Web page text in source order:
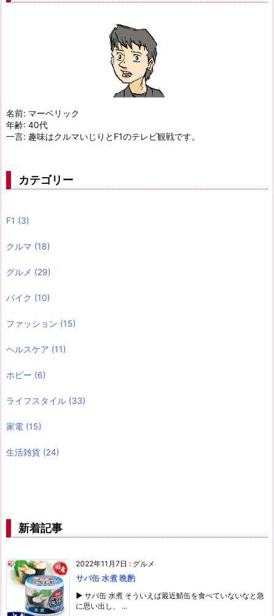
名前: マーベリック
年齢: 40代
一言: 趣味はクルマいじりとF1のテレビ観戦です。
カテゴリー
F1 (3)
クルマ (18)
グルメ (29)
バイク (10)
ファッション (15)
ヘルスケア (11)
ホビー (6)
ライフスタイル (33)
家電 (15)
生活雑貨 (24)
新着記事
2022年11月7日 : グルメ
サバ缶 水煮 晩酌
▶ サバ缶 水煮 そういえば最近鯖缶を食べていないなと急
に思い出し、 ...